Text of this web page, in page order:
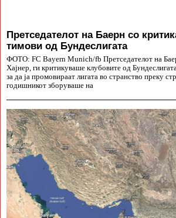
Претседателот на Баерн со
тимови од Бундеслигата
ФОТО: FC Bayern Munich/fb Претседателот на
Хајнер, ги критикуваше клубовите од
за да ја промовираат лигата во странство преку
годишникот зборуваше на